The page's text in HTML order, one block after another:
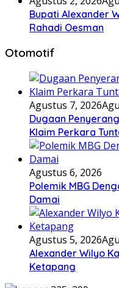
Bupati Alexander
Rahadi Oesman
Otomotif
Agustus 7, 2026
Dugaan
Klaim Perkara
Agustus 6, 2026
Polemik MBG
Damai
Agustus 5, 2026
Alexander Wilyo
Ketapang